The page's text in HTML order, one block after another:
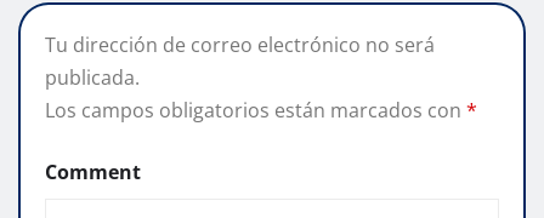
Tu dirección de correo electrónico no será
publicada.
Los campos obligatorios están marcados con *
Comment